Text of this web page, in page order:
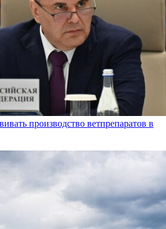
производство ветпрепаратов в